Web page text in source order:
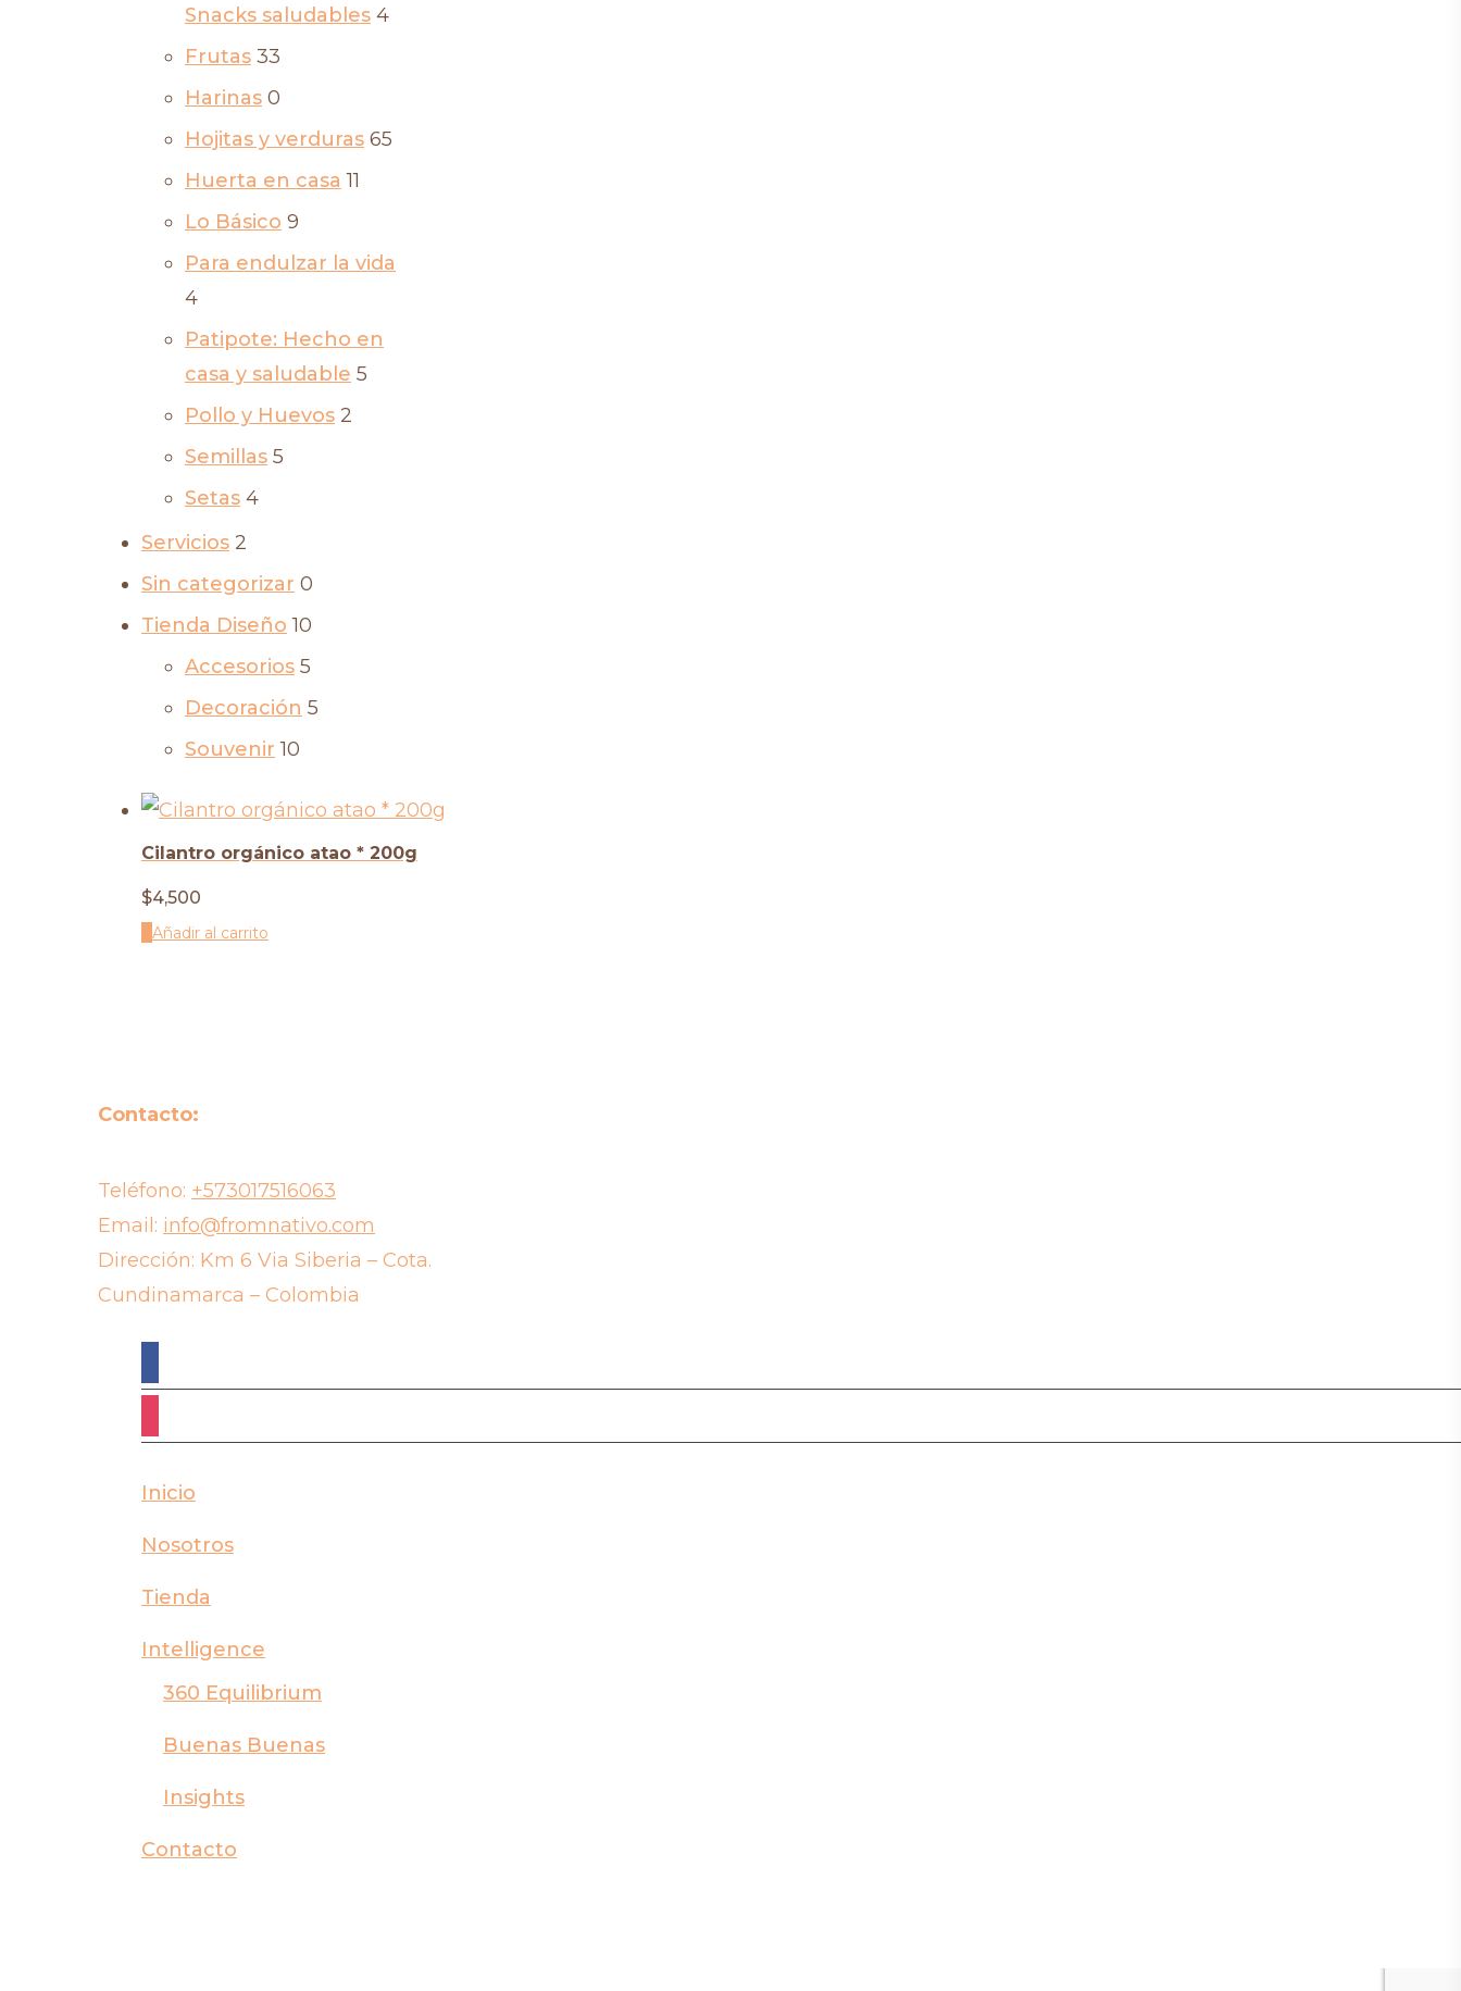
Snacks saludables 4
Frutas 33
Harinas 0
Hojitas y verduras 65
Huerta en casa 11
Lo Básico 9
Para endulzar la vida
4
Patipote: Hecho en
casa y saludable 5
Pollo y Huevos 2
Semillas 5
Setas 4
Servicios 2
Sin categorizar 0
Tienda Diseño 10
Accesorios 5
Decoración 5
Souvenir 10
Cilantro orgánico atao * 200g
$4,500
Añadir al carrito
Contacto:
Teléfono: +573017516063
Email: info@fromnativo.com
Dirección: Km 6 Via Siberia – Cota.
Cundinamarca – Colombia
Inicio
Nosotros
Tienda
Intelligence
360 Equilibrium
Buenas Buenas
Insights
Contacto